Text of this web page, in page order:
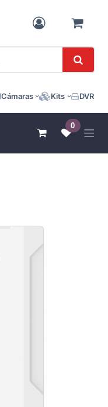
Cámaras Kits DVR /
0